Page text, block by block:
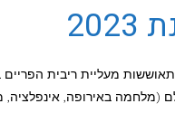
מעליית ריבית
(מלחמה באירופה, אינפלציה,